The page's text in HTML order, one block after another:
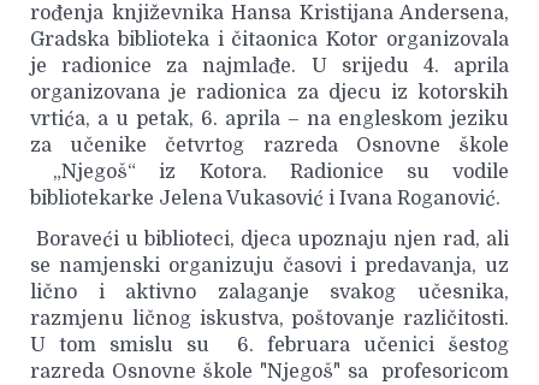
rođenja književnika Hansa Kristijana Andersena,
Gradska biblioteka i čitaonica Kotor organizovala
je radionice za najmlađe. U srijedu 4. aprila
organizovana je radionica za djecu iz kotorskih
vrtića, a u petak, 6. aprila – na engleskom jeziku
za učenike četvrtog razreda Osnovne škole
„Njegoš“ iz Kotora. Radionice su vodile
bibliotekarke Jelena Vukasović i Ivana Roganović.
Boraveći u biblioteci, djeca upoznaju njen rad, ali
se namjenski organizuju časovi i predavanja, uz
lično i aktivno zalaganje svakog učesnika,
razmjenu ličnog iskustva, poštovanje različitosti.
U tom smislu su 6. februara učenici šestog
razreda Osnovne škole "Njegoš" sa profesoricom